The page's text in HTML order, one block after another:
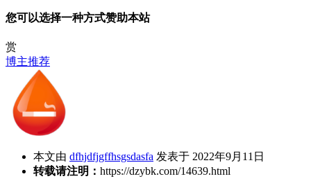
您可以选择一种方式赞助本站
赏
博主推荐
本文由 dfhjdfjgffhsgsdasfa 发表于 2022年9月11日
转载请注明： https://dzybk.com/14639.html